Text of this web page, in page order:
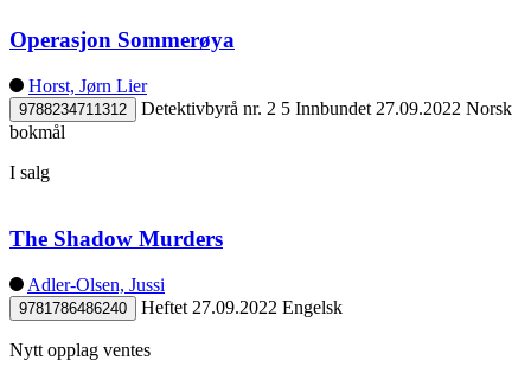
Operasjon Sommerøya
Horst, Jørn Lier
9788234711312 Detektivbyrå nr. 2 5 Innbundet 27.09.2022 Norsk
bokmål
I salg
The Shadow Murders
Adler-Olsen, Jussi
9781786486240 Heftet 27.09.2022 Engelsk
Nytt opplag ventes